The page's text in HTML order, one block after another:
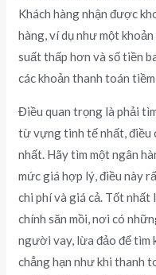
Khách hàng nhận được
hàng, ví dụ như một
suất thấp hơn và số tiền
các khoản thanh toán
Điều quan trọng là phải
từ vựng tinh tế nhất, điều
nhất. Hãy tìm một ngân
mức giá hợp lý, điều này
chi phí và giá cả. Tốt nhất
chính săn mồi, nơi có
người vay, lừa đảo để tìm
chẳng hạn như khi thanh